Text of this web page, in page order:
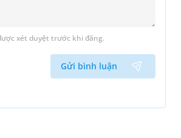
xét duyệt trước khi đăng.
Gửi bình luận